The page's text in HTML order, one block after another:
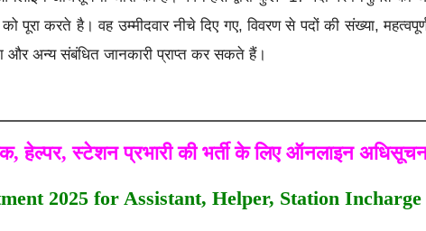
पूरा करते है। वह उम्मीदवार नीचे दिए गए, विवरण से पदों की संख्या,
और अन्य संबंधित जानकारी प्राप्त कर सकते हैं।
हेल्पर, स्टेशन प्रभारी की भर्ती के लिए ऑनलाइन
2025 for Assistant, Helper, Station Incharge